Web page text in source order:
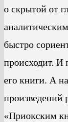
о скрытой от
быстро
происходит. И
его книги. А
произведений
«Приокским